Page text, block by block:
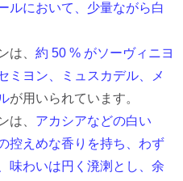
ルにおいて、少量ながら白
は、 約 50 % がソーヴィニヨ
ミヨン、ミュスカデル、メ
が用いられています。
は、 アカシアなどの白い
控えめな香りを持ち、わず
味わいは円く溌溂とし、余